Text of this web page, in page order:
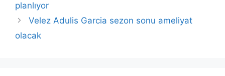
planlıyor
Velez Adulis Garcia sezon sonu ameliyat
olacak